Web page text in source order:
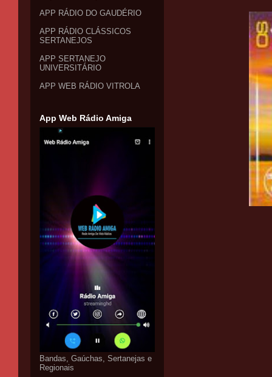
APP RÁDIO DO GAUDÉRIO
APP RÁDIO CLÁSSICOS
SERTANEJOS
APP SERTANEJO
UNIVERSITÁRIO
APP WEB RÁDIO VITROLA
App Web Rádio Amiga
Bandas, Gaúchas, Sertanejas e
Regionais